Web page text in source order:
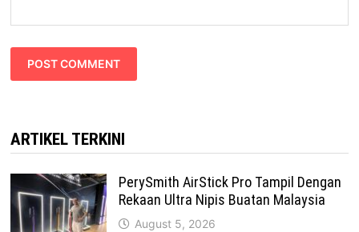
ARTIKEL TERKINI
PerySmith AirStick Pro Tampil Dengan
Rekaan Ultra Nipis Buatan Malaysia
August 5, 2026